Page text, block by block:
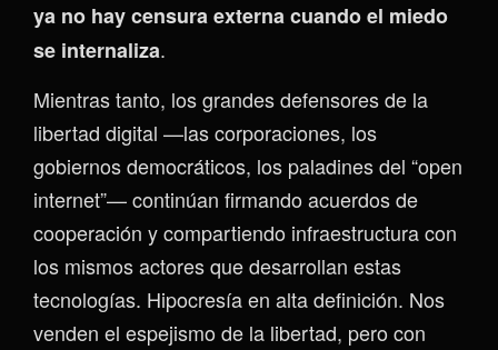
ya no hay censura externa cuando el miedo
se internaliza.
Mientras tanto, los grandes defensores de la
libertad digital —las corporaciones, los
gobiernos democráticos, los paladines del “open
internet”— continúan firmando acuerdos de
cooperación y compartiendo infraestructura con
los mismos actores que desarrollan estas
tecnologías. Hipocresía en alta definición. Nos
venden el espejismo de la libertad, pero con